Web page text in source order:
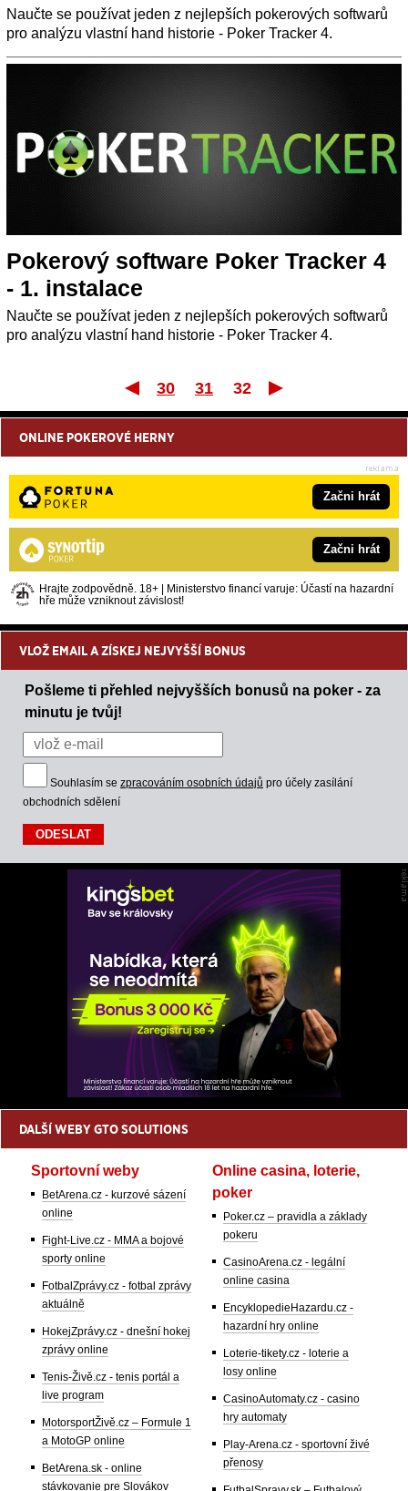
Naučte se používat jeden z nejlepších pokerových softwarů
pro analýzu vlastní hand historie - Poker Tracker 4.
Pokerový software Poker Tracker 4
- 1. instalace
Naučte se používat jeden z nejlepších pokerových softwarů
pro analýzu vlastní hand historie - Poker Tracker 4.
První
30 31 32
ONLINE POKEROVÉ HERNY
Začni hrát
Začni hrát
Hrajte zodpovědně. 18+ | Ministerstvo financí varuje: Účastí na hazardní
hře může vzniknout závislost!
VLOŽ EMAIL A ZÍSKEJ NEJVYŠŠÍ BONUS
Pošleme ti přehled nejvyšších bonusů na poker - za
minutu je tvůj!
Souhlasím se zpracováním osobních údajů pro účely zasílání
obchodních sdělení
DALŠÍ WEBY GTO SOLUTIONS
Sportovní weby
BetArena.cz - kurzové sázení
online
Fight-Live.cz - MMA a bojové
sporty online
FotbalZprávy.cz - fotbal zprávy
aktuálně
HokejZprávy.cz - dnešní hokej
zprávy online
Tenis-Živě.cz - tenis portál a
live program
MotorsportŽivě.cz – Formule 1
a MotoGP online
BetArena.sk - online
stávkovanie pre Slovákov
Online casina, loterie,
poker
Poker.cz – pravidla a základy
pokeru
CasinoArena.cz - legální
online casina
EncyklopedieHazardu.cz -
hazardní hry online
Loterie-tikety.cz - loterie a
losy online
CasinoAutomaty.cz - casino
hry automaty
Play-Arena.cz - sportovní živé
přenosy